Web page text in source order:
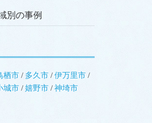
別の事例
栖市 多久市
伊万里市
城市 嬉野市 神埼市